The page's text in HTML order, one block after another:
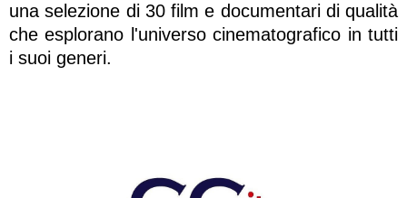
una selezione di 30 film e documentari di qualità
che esplorano l'universo cinematografico in tutti
i suoi generi.